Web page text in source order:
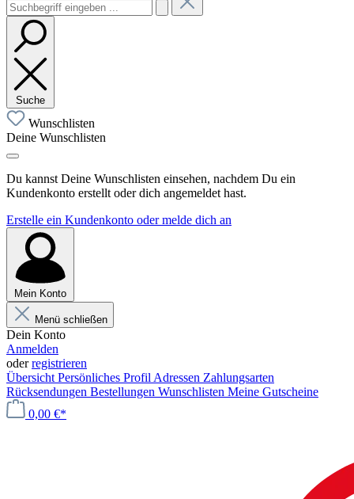
Suche
Wunschlisten
Deine Wunschlisten
Du kannst Deine Wunschlisten einsehen, nachdem Du ein
Kundenkonto erstellt oder dich angemeldet hast.
Erstelle ein Kundenkonto oder melde dich an
Mein Konto
Menü schließen
Dein Konto
Anmelden
oderregistrieren
Übersicht Persönliches Profil Adressen Zahlungsarten
Rücksendungen Bestellungen Wunschlisten Meine Gutscheine
0,00 €*